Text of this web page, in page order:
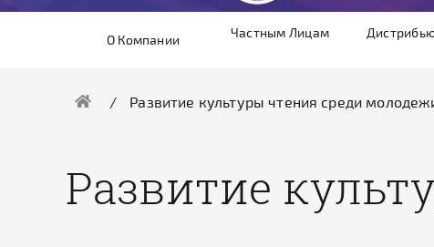
О Компании Частным Лицам
Развитие культуры чтения среди
Развитие